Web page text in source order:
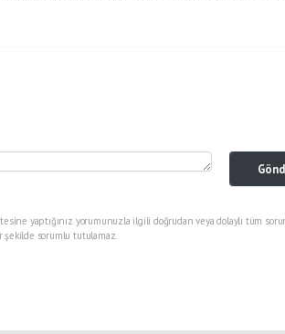
yaptığınız yorumunuzla ilgili doğrudan veya dolaylı tüm
şekilde sorumlu tutulamaz.